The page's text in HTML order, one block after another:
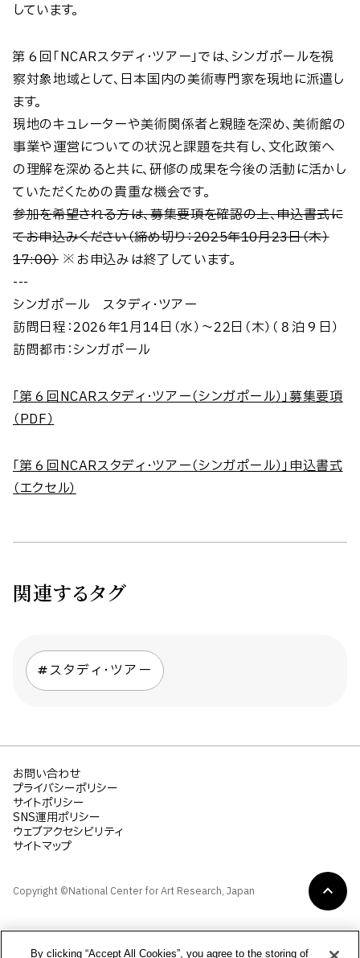
しています。
第６回「NCARスタディ・ツアー」では、シンガポールを視
察対象地域として、日本国内の美術専門家を現地に派遣し
ます。
現地のキュレーターや美術関係者と親睦を深め、美術館の
事業や運営についての状況と課題を共有し、文化政策へ
の理解を深めると共に、研修の成果を今後の活動に活かし
ていただくための貴重な機会です。
参加を希望される方は、募集要項を確認の上、申込書式に
てお申込みください（締め切り：2025年10月23日（木）
17:00）※お申込みは終了しています。
---
シンガポール スタディ・ツアー
訪問日程：2026年1月14日（水）～22日（木）（８泊９日）
訪問都市：シンガポール
「第６回NCARスタディ・ツアー（シンガポール）」募集要項
（PDF）
「第６回NCARスタディ・ツアー（シンガポール）」申込書式
（エクセル）
関連するタグ
スタディ・ツアー
Copyright ©National Center for Art Research, Japan
お問い合わせ
プライバシーポリシー
サイトポリシー
SNS運用ポリシー
ウェブアクセシビリティ
サイトマップ
By clicking “Accept All Cookies”, you agree to the storing of